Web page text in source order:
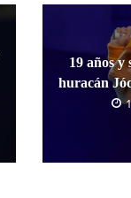
19 años y
huracán